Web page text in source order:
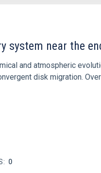
system near the
and atmospheric
disk migration.
0